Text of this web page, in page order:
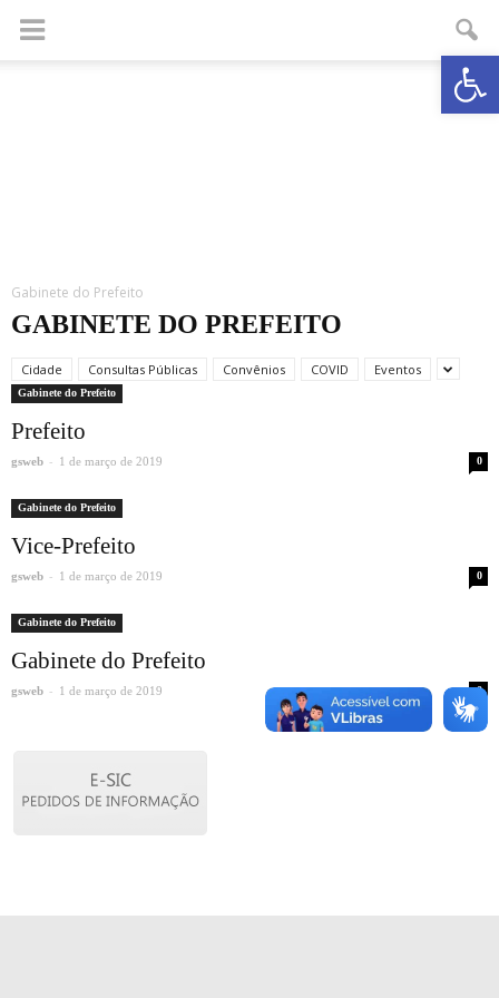
Abrir a
Gabinete do Prefeito
GABINETE DO PREFEITO
Cidade Consultas Públicas Convênios COVID Eventos
Gabinete do Prefeito
Prefeito
gsweb - 1 de março de 2019 0
Gabinete do Prefeito
Vice-Prefeito
gsweb - 1 de março de 2019 0
Gabinete do Prefeito
Gabinete do Prefeito
gsweb - 1 de março de 2019 0